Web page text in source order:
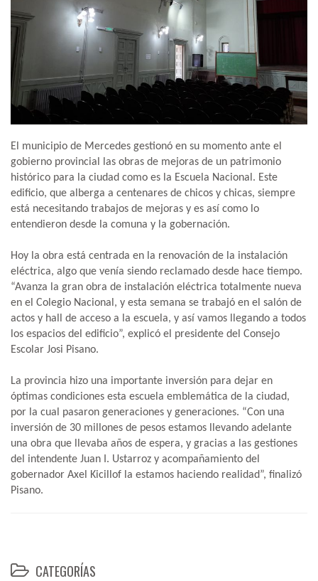
El municipio de Mercedes gestionó en su momento ante el
gobierno provincial las obras de mejoras de un patrimonio
histórico para la ciudad como es la Escuela Nacional. Este
edificio, que alberga a centenares de chicos y chicas, siempre
está necesitando trabajos de mejoras y es así como lo
entendieron desde la comuna y la gobernación.
Hoy la obra está centrada en la renovación de la instalación
eléctrica, algo que venía siendo reclamado desde hace tiempo.
“Avanza la gran obra de instalación eléctrica totalmente nueva
en el Colegio Nacional, y esta semana se trabajó en el salón de
actos y hall de acceso a la escuela, y así vamos llegando a todos
los espacios del edificio”, explicó el presidente del Consejo
Escolar Josi Pisano.
La provincia hizo una importante inversión para dejar en
óptimas condiciones esta escuela emblemática de la ciudad,
por la cual pasaron generaciones y generaciones. “Con una
inversión de 30 millones de pesos estamos llevando adelante
una obra que llevaba años de espera, y gracias a las gestiones
del intendente Juan I. Ustarroz y acompañamiento del
gobernador Axel Kicillof la estamos haciendo realidad”, finalizó
Pisano.
CATEGORÍAS